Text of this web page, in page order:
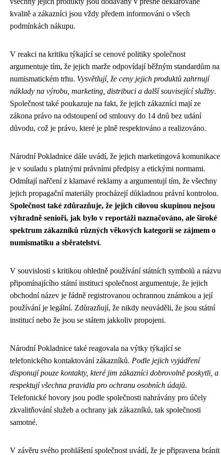
kvalitě a zákazníci jsou vždy předem informováni o všech
podmínkách nákupu.
V reakci na kritiku týkající se cenové politiky společnost
argumentuje tím, že jejich marže odpovídají běžným standardům na
numismatickém trhu. Vysvětlují, že ceny jejich produktů zahrnují
náklady na výrobu, marketing, distribuci a další související služby.
Společnost také poukazuje na fakt, že jejich zákazníci mají ze
zákona právo na odstoupení od smlouvy do 14 dnů bez udání
důvodu, což je právo, které je plně respektováno a realizováno.
Národní Pokladnice dále uvádí, že jejich marketingová komunikace
je v souladu s platnými právními předpisy a etickými normami.
Odmítají nařčení z klamavé reklamy a argumentují tím, že všechny
jejich propagační materiály procházejí důkladnou právní kontrolou.
Společnost také zdůrazňuje, že jejich cílovou skupinou nejsou
výhradně senioři, jak bylo v reportáži naznačováno, ale široké
spektrum zákazníků různých věkových kategorií se zájmem o
numismatiku a sběratelství.
V souvislosti s kritikou ohledně používání státních symbolů a názvu
připomínajícího státní instituci společnost argumentuje, že jejich
obchodní název je řádně registrovanou ochrannou známkou a její
používání je legální. Zdůrazňují, že nikdy neuváděli, že jsou státní
institucí nebo že jsou se státem jakkoliv propojeni.
Národní Pokladnice také reagovala na výtky týkající se
telefonického kontaktování zákazníků. Podle jejich vyjádření
disponují pouze kontakty, které jim zákazníci dobrovolně poskytli, a
respektují všechna pravidla pro ochranu osobních údajů.
Telefonické hovory jsou podle společnosti nahrávány pro účely
zkvalitňování služeb a ochrany jak zákazníků, tak společnosti
samotné.
V závěru svého prohlášení společnost uvádí, že je připravena bránit